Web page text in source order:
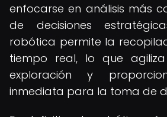
enfocarse en análisis más
de decisiones
robótica permite la
tiempo real, lo que
exploración y
inmediata para la toma de